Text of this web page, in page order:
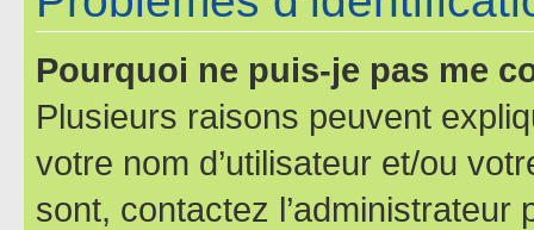
Pourquoi ne puis-je pas me
Plusieurs raisons peuvent
votre nom d’utilisateur et/ou
sont, contactez l’administrateur